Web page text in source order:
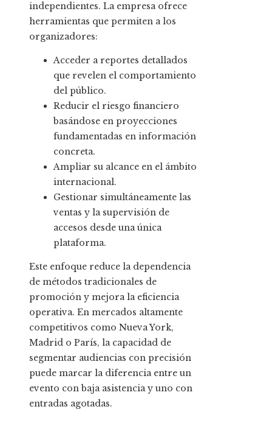
independientes. La empresa ofrece
herramientas que permiten a los
organizadores:
Acceder a reportes detallados
que revelen el comportamiento
del público.
Reducir el riesgo financiero
basándose en proyecciones
fundamentadas en información
concreta.
Ampliar su alcance en el ámbito
internacional.
Gestionar simultáneamente las
ventas y la supervisión de
accesos desde una única
plataforma.
Este enfoque reduce la dependencia
de métodos tradicionales de
promoción y mejora la eficiencia
operativa. En mercados altamente
competitivos como Nueva York,
Madrid o París, la capacidad de
segmentar audiencias con precisión
puede marcar la diferencia entre un
evento con baja asistencia y uno con
entradas agotadas.